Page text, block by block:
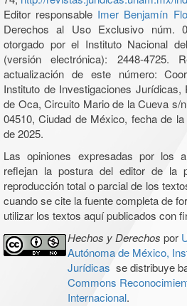
Editor responsable Imer Benjamín
Derechos al Uso Exclusivo núm.
otorgado por el Instituto Nacional
(versión electrónica): 2448-4725.
actualización de este número:
Instituto de Investigaciones Jurídicas,
de Oca, Circuito Mario de la Cueva s/
04510, Ciudad de México, fecha de
de 2025.
Las opiniones expresadas por los
reflejan la postura del editor de la
reproducción total o parcial de los
cuando se cite la fuente completa de
utilizar los textos aquí publicados con
Hechos y Derechos por
Autónoma de México,
Jurídicas se distribuye
Commons
Internacional.